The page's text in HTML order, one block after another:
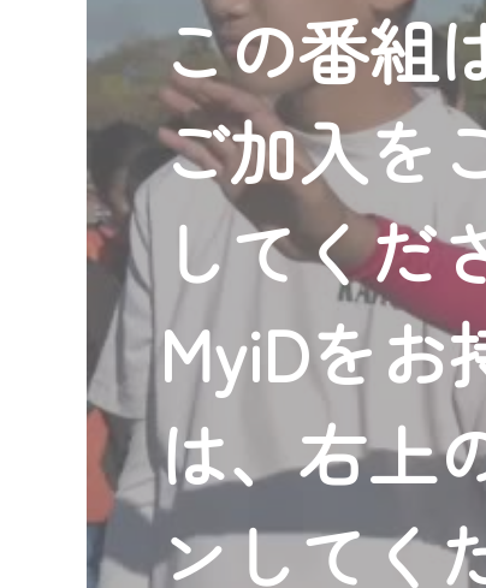
この番組
ご加入を
してくだ
MyiDを
は、右上
ンしてく
2024/09/02
動画配信サービス『CCNet
【変更点】
◆デザイン変更により、お
◆当社アプリやＰＣブラウ
CCNetサービスエリア20
【ご注意】
2024年9月24日からはご
『CCNet Web TV』を利
CCNetサービスへの加入
何卒、ご理解ご了承の程
※マイページへのログイン
※MyIDとは、CCNet Web
IDはお客様が使っている
（GmailやYahooなどのフリ
※マイページへのログイン